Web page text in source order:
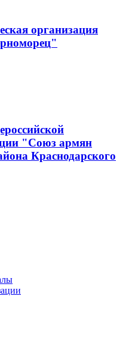
организация
"Союз армян
Краснодарского